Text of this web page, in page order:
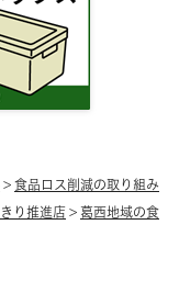
> 食品ロス削減の取り組み
り推進店 > 葛西地域の食